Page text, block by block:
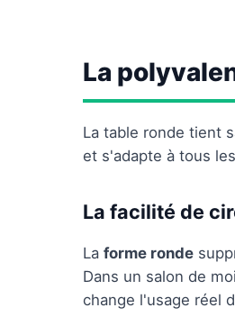
La
La table ronde tient
et s'adapte à tous
La facilité de
La forme ronde
Dans un salon de
change l'usage réel